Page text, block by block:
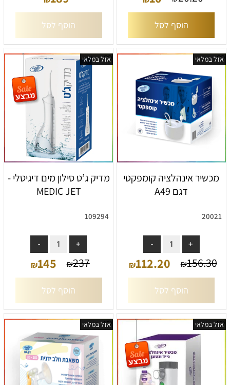
הוסף לסל הוסף לסל
אזל במלאי
מכשיר אינהלציה קומפקטי
דגם A49
20021
₪156.30
₪112.20
הוסף לסל
אזל במלאי
מדיק ג’ט סילון מים דיגיטלי -
MEDIC JET
109294
₪237
₪145
הוסף לסל
אזל במלאי אזל במלאי